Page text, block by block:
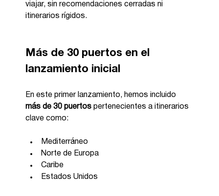
viajar, sin recomendaciones cerradas ni
itinerarios rígidos.
Más de 30 puertos en el
lanzamiento inicial
En este primer lanzamiento, hemos incluido
más de 30 puertos pertenecientes a itinerarios
clave como:
Mediterráneo
Norte de Europa
Caribe
Estados Unidos